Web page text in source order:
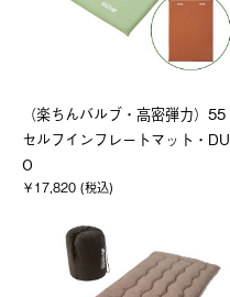
（楽ちんバルブ・高密弾力）55
セルフインフレートマット・DU
O
￥17,820 (税込)